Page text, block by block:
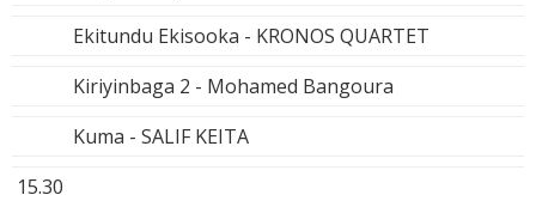
Ekitundu Ekisooka - KRONOS QUARTET
Kiriyinbaga 2 - Mohamed Bangoura
Kuma - SALIF KEITA
15.30